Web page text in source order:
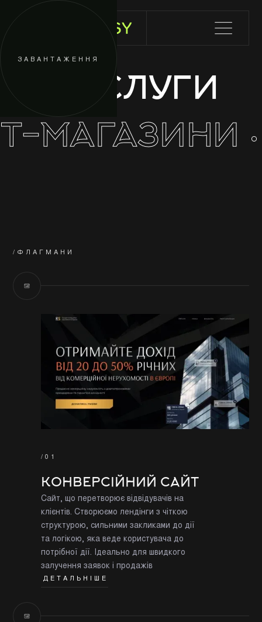
ЗАВАНТАЖЕННЯ
ПОСЛУГИ
МАГАЗИНИ
/ФЛАГМАНИ
/01
КОНВЕРСІЙНИЙ САЙТ
Сайт, що перетворює відвідувачів на
клієнтів. Створюємо лендінги з чіткою
структурою, сильними закликами до дії
та логікою, яка веде користувача до
потрібної дії. Ідеально для швидкого
залучення заявок і продажів
ДЕТАЛЬНІШЕ